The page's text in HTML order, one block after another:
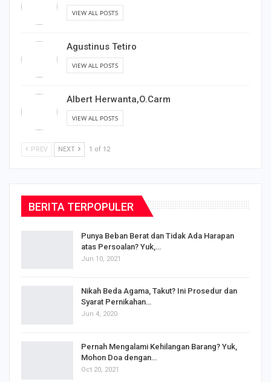
VIEW ALL POSTS
Agustinus Tetiro
VIEW ALL POSTS
Albert Herwanta,O.Carm
VIEW ALL POSTS
PREV NEXT 1 of 12
BERITA TERPOPULER
Punya Beban Berat dan Tidak Ada Harapan
atas Persoalan? Yuk,…
Jun 10, 2021
Nikah Beda Agama, Takut? Ini Prosedur dan
Syarat Pernikahan…
Jun 4, 2020
Pernah Mengalami Kehilangan Barang? Yuk,
Mohon Doa dengan…
Oct 20, 2021